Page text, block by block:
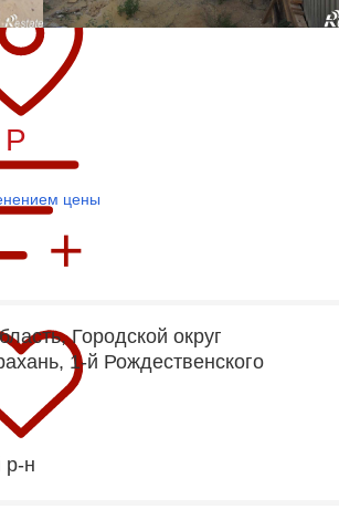
Р
цены
Городской округ
1-й Рождественского
р-н